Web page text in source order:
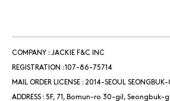
COMPANY : JACKIE F&C INC
REGISTRATION : 107-86-75714
MAIL ORDER LICENSE : 2014-SEOUL
ADDRESS : 5F, 71, Bomun-ro 30-gil,